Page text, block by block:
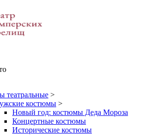
театральные >
костюмы >
Новый год: костюмы Деда Мороза
Концертные костюмы
Исторические костюмы